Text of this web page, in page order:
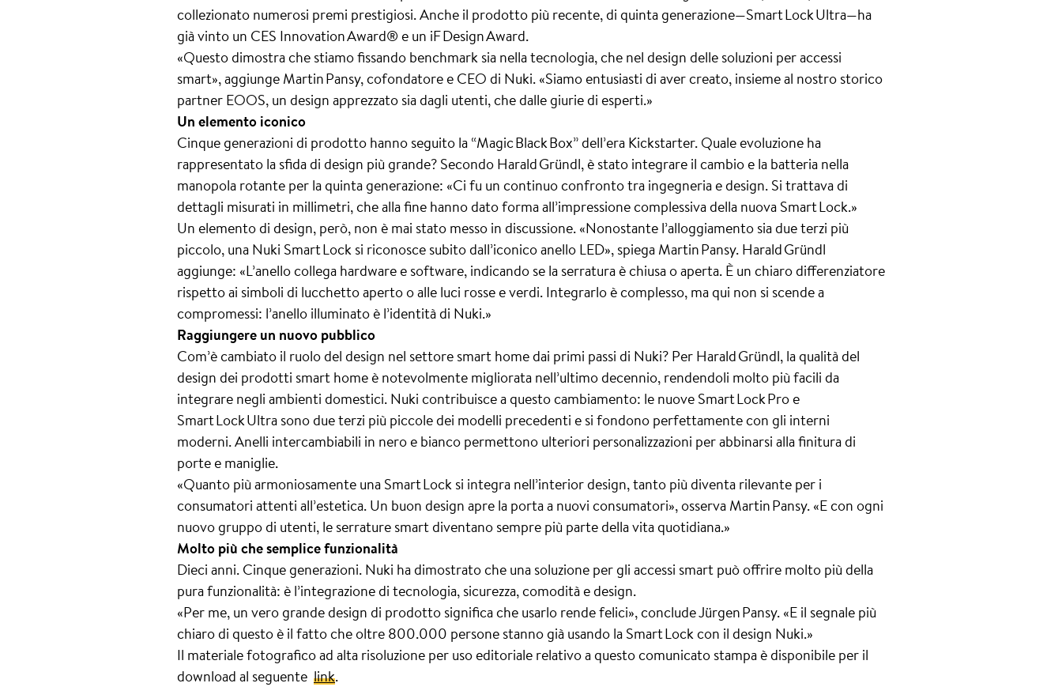
collezionato numerosi premi prestigiosi. Anche il prodotto più recente, di quinta generazione—Smart Lock Ultra—ha
già vinto un CES Innovation Award® e un iF Design Award.
«Questo dimostra che stiamo fissando benchmark sia nella tecnologia, che nel design delle soluzioni per accessi
smart», aggiunge Martin Pansy, cofondatore e CEO di Nuki. «Siamo entusiasti di aver creato, insieme al nostro storico
partner EOOS, un design apprezzato sia dagli utenti, che dalle giurie di esperti.»
Un elemento iconico
Cinque generazioni di prodotto hanno seguito la “Magic Black Box” dell’era Kickstarter. Quale evoluzione ha
rappresentato la sfida di design più grande? Secondo Harald Gründl, è stato integrare il cambio e la batteria nella
manopola rotante per la quinta generazione: «Ci fu un continuo confronto tra ingegneria e design. Si trattava di
dettagli misurati in millimetri, che alla fine hanno dato forma all’impressione complessiva della nuova Smart Lock.»
Un elemento di design, però, non è mai stato messo in discussione. «Nonostante l’alloggiamento sia due terzi più
piccolo, una Nuki Smart Lock si riconosce subito dall’iconico anello LED», spiega Martin Pansy. Harald Gründl
aggiunge: «L’anello collega hardware e software, indicando se la serratura è chiusa o aperta. È un chiaro differenziatore
rispetto ai simboli di lucchetto aperto o alle luci rosse e verdi. Integrarlo è complesso, ma qui non si scende a
compromessi: l’anello illuminato è l’identità di Nuki.»
Raggiungere un nuovo pubblico
Com’è cambiato il ruolo del design nel settore smart home dai primi passi di Nuki? Per Harald Gründl, la qualità del
design dei prodotti smart home è notevolmente migliorata nell’ultimo decennio, rendendoli molto più facili da
integrare negli ambienti domestici. Nuki contribuisce a questo cambiamento: le nuove Smart Lock Pro e
Smart Lock Ultra sono due terzi più piccole dei modelli precedenti e si fondono perfettamente con gli interni
moderni. Anelli intercambiabili in nero e bianco permettono ulteriori personalizzazioni per abbinarsi alla finitura di
porte e maniglie.
«Quanto più armoniosamente una Smart Lock si integra nell’interior design, tanto più diventa rilevante per i
consumatori attenti all’estetica. Un buon design apre la porta a nuovi consumatori», osserva Martin Pansy. «E con ogni
nuovo gruppo di utenti, le serrature smart diventano sempre più parte della vita quotidiana.»
Molto più che semplice funzionalità
Dieci anni. Cinque generazioni. Nuki ha dimostrato che una soluzione per gli accessi smart può offrire molto più della
pura funzionalità: è l’integrazione di tecnologia, sicurezza, comodità e design.
«Per me, un vero grande design di prodotto significa che usarlo rende felici», conclude Jürgen Pansy. «E il segnale più
chiaro di questo è il fatto che oltre 800.000 persone stanno già usando la Smart Lock con il design Nuki.»
Il materiale fotografico ad alta risoluzione per uso editoriale relativo a questo comunicato stampa è disponibile per il
download al seguente link.